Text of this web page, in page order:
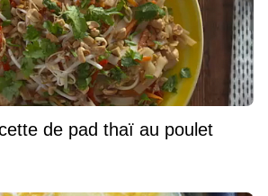
de pad thaï au poulet